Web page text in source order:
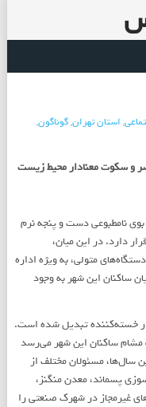
, استان تهران,گوناگون,
بارها با بوی نامطبوعی دست و پنجه نرم
دارد. در این میان،
متولی، به ویژه اداره
ساکنان این شهر به وجود
خسته‌کننده تبدیل شده است.
مشام ساکنان این شهر می‌رسد
سال‌ها، مسئولان مختلف از
پسماند، معدن منگنز،
غیرمجاز در شهرک صنعتی را